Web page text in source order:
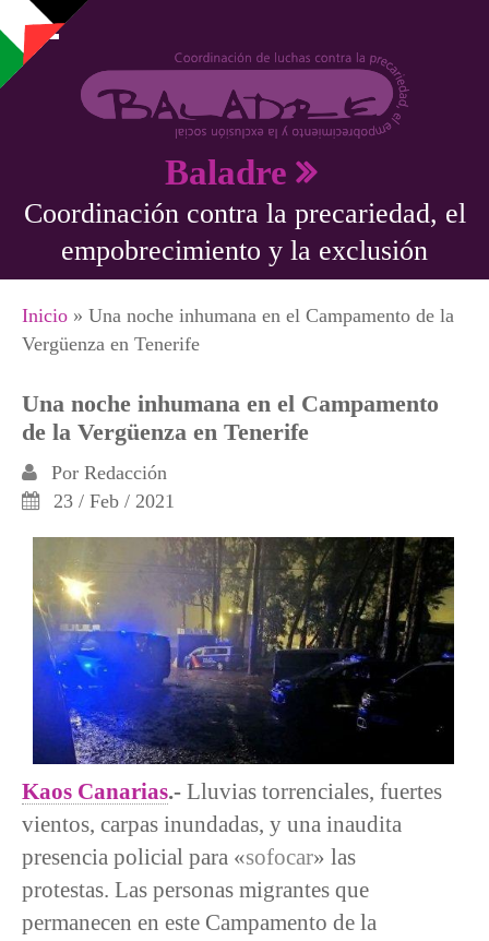
Pasar al contenido principal
Baladre
Coordinación contra la precariedad, el
empobrecimiento y la exclusión
Se encuentra usted aquí
Inicio » Una noche inhumana en el Campamento de la
Vergüenza en Tenerife
Una noche inhumana en el Campamento
de la Vergüenza en Tenerife
Por Redacción
23 / Feb / 2021
Kaos Canarias.- Lluvias torrenciales, fuertes
vientos, carpas inundadas, y una inaudita
presencia policial para «sofocar» las
protestas. Las personas migrantes que
permanecen en este Campamento de la